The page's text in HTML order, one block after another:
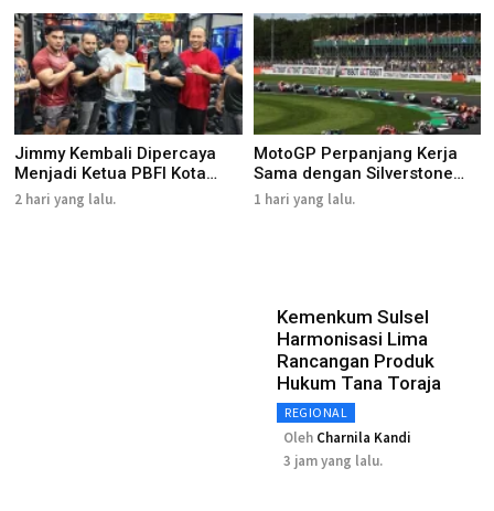
Jimmy Kembali Dipercaya
Menjadi Ketua PBFI Kota
Gu...
2 hari yang lalu.
MotoGP Perpanjang Kerja
Sama dengan Silverstone
hi...
1 hari yang lalu.
Kemenkum Sulsel
Harmonisasi Lima
Rancangan Produk
Hukum Tana Toraja
REGIONAL
Oleh Charnila Kandi
3 jam yang lalu.